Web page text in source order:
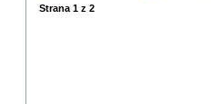
Strana 1 z 2